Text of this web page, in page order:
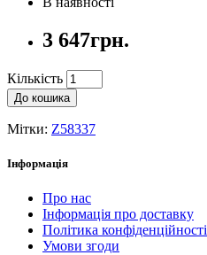
3 647грн.
Кількість
До кошика
Мітки: Z58337
Інформація
Про нас
Інформація про доставку
Політика конфіденційності
Умови згоди